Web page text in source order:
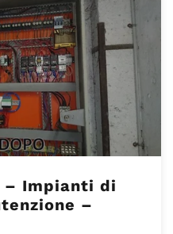
– Impianti di
–